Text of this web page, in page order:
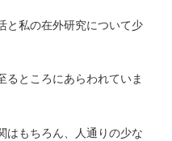
と私の在外研究について少
るところにあらわれていま
はもちろん、人通りの少な